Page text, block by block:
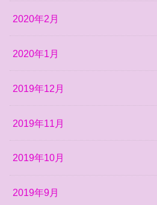
2020年2月
2020年1月
2019年12月
2019年11月
2019年10月
2019年9月